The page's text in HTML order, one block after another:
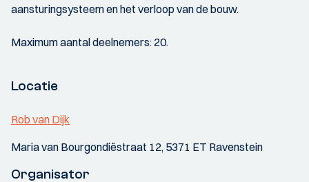
aansturingsysteem en het verloop van de bouw.
Maximum aantal deelnemers: 20.
Locatie
Rob van Dijk
Maria van Bourgondiëstraat 12, 5371 ET Ravenstein
Organisator